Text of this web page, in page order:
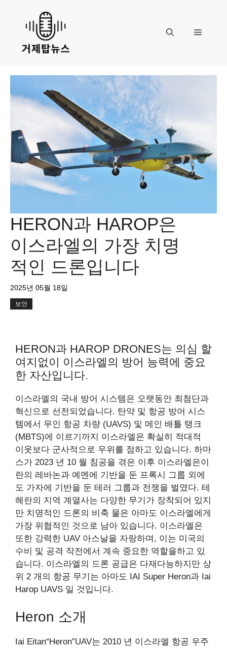
content
Menu
HERON과 HAROP은
이스라엘의 가장 치명
적인 드론입니다
2025년 05월 18일
보안
HERON과 HAROP DRONES는 의심 할
여지없이 이스라엘의 방어 능력에 중요
한 자산입니다.
이스라엘의 국내 방어 시스템은 오랫동안 최첨단과
혁신으로 선전되었습니다. 탄약 및 항공 방어 시스
템에서 무인 항공 차량 (UAVS) 및 메인 배틀 탱크
(MBTS)에 이르기까지 이스라엘은 확실히 적대적
이웃보다 군사적으로 우위를 점하고 있습니다. 하마
스가 2023 년 10 월 침공을 겪은 이후 이스라엘은이
란의 레바논과 예멘에 기반을 둔 프록시 그룹 외에
도 가자에 기반을 둔 테러 그룹과 전쟁을 벌였다. 테
헤란의 지역 계열사는 다양한 무기가 장착되어 있지
만 치명적인 드론의 비축 물은 아마도 이스라엘에게
가장 위협적인 것으로 남아 있습니다. 이스라엘은
또한 강력한 UAV 아스날을 자랑하며, 이는 미국의
수비 및 공격 작전에서 계속 중요한 역할을하고 있
습니다. 이스라엘의 드론 공급은 다재다능하지만 상
위 2 개의 항공 무기는 아마도 IAI Super Heron과 Iai
Harop UAVS 일 것입니다.
Heron 소개
Iai Eitan“Heron”UAV는 2010 년 이스라엘 항공 우주